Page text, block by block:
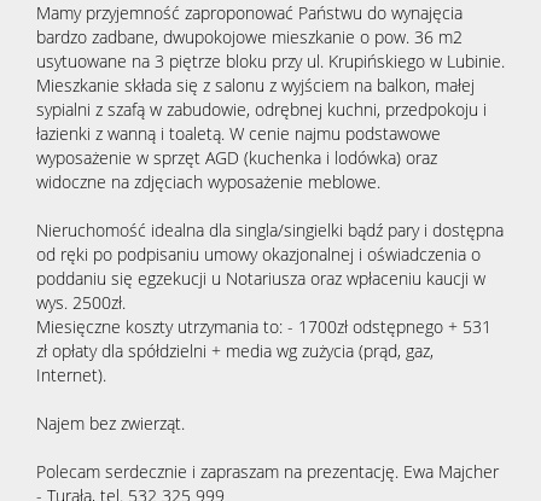
Mamy przyjemność zaproponować Państwu do wynajęcia
bardzo zadbane, dwupokojowe mieszkanie o pow. 36 m2
usytuowane na 3 piętrze bloku przy ul. Krupińskiego w Lubinie.
Mieszkanie składa się z salonu z wyjściem na balkon, małej
sypialni z szafą w zabudowie, odrębnej kuchni, przedpokoju i
łazienki z wanną i toaletą. W cenie najmu podstawowe
wyposażenie w sprzęt AGD (kuchenka i lodówka) oraz
widoczne na zdjęciach wyposażenie meblowe.
Nieruchomość idealna dla singla/singielki bądź pary i dostępna
od ręki po podpisaniu umowy okazjonalnej i oświadczenia o
poddaniu się egzekucji u Notariusza oraz wpłaceniu kaucji w
wys. 2500zł.
Miesięczne koszty utrzymania to: - 1700zł odstępnego + 531
zł opłaty dla spółdzielni + media wg zużycia (prąd, gaz,
Internet).
Najem bez zwierząt.
Polecam serdecznie i zapraszam na prezentację. Ewa Majcher
- Turała, tel. 532 325 999